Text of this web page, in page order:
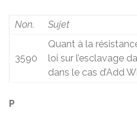
Non. Sujet
3590
Quant à la
loi sur l’esclavage
dans le cas d’Add
P